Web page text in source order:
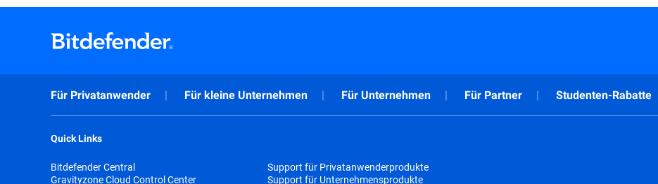
Für Privatanwender Für kleine Unternehmen Für Unternehmen Für Partner Studenten-Rabatte
Quick Links
Bitdefender Central
Gravityzone Cloud Control Center
Support für Privatanwenderprodukte
Support für Unternehmensprodukte